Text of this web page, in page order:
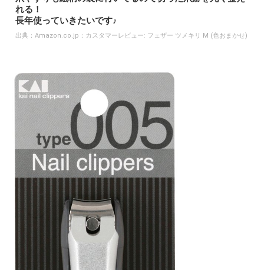
れる！
長年使っていきたいです♪
出典： Amazon.co.jp：カスタマーレビュー: フェザー ツメキリ M (色おまかせ)